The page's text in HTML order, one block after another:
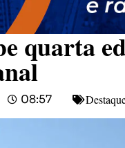
quarta
08:57